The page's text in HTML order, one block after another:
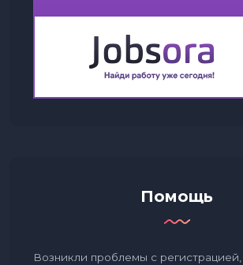
Помощь
Возникли проблемы с